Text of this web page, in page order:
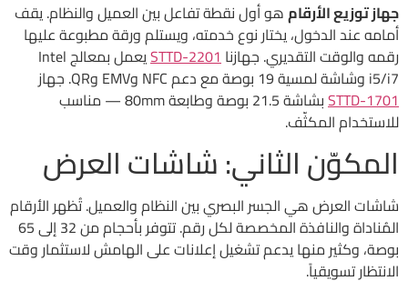
جهاز توزيع الأرقامهو أول نقطة تفاعل بين العميل والنظام. يقف
أمامه عند الدخول، يختار نوع خدمته، ويستلم ورقة مطبوعة عليها
رقمه والوقت التقديري. جهازناSTTD-2201
يعمل بمعالج Intel
i5/i7 وشاشة لمسية 19 بوصة مع دعم NFC وEMV وQR. جهاز
STTD-1701
بشاشة 21.5 بوصة وطابعة 80mm — مناسب
للاستخدام المكثّف.
المكوّن الثاني: شاشات العرض
شاشات العرض هي الجسر البصري بين النظام والعميل. تُظهر الأرقام
المُناداة والنافذة المخصصة لكل رقم. تتوفر بأحجام من 32 إلى 65
بوصة، وكثير منها يدعم تشغيل إعلانات على الهامش لاستثمار وقت
الانتظار تسويقياً.